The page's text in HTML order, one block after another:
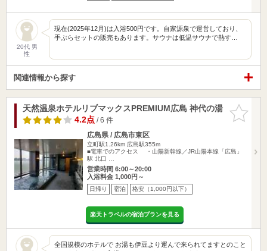
20代 男
性
現在(2025年12月)は入浴500円です。自家源泉で運営しており、
手ぶらセットの販売もあります。サウナは低温サウナで熱す…
関連情報から探す
お気に入
りに追加
天然温泉ホテルリブマックスPREMIUM広島 神代の湯
4.2点/ 6 件
広島県 / 広島市東区
立町駅1.26km 広島駅355m
■電車でのアクセス ・山陽新幹線／JR山陽本線「広島」
駅 北口 …
営業時間 6:00～20:00
入浴料金 1,000円～
日帰り 宿泊 格安（1,000円以下）
楽天トラベルの宿泊プランを見る
全国規模のホテルで お湯も伊豆より運んで来られてますとのこと